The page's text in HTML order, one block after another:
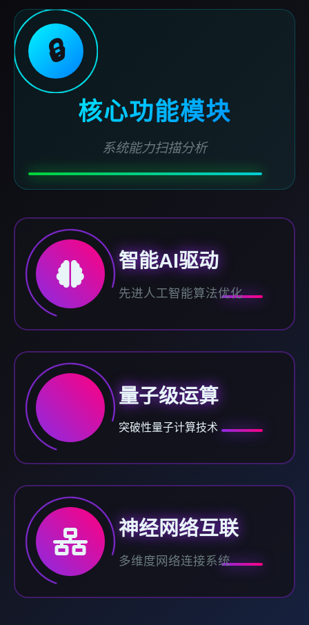
🔒
核心功能模块
系统能力扫描分析
智能AI驱动
先进人工智能算法优化
量子级运算
突破性量子计算技术
神经网络互联
多维度网络连接系统